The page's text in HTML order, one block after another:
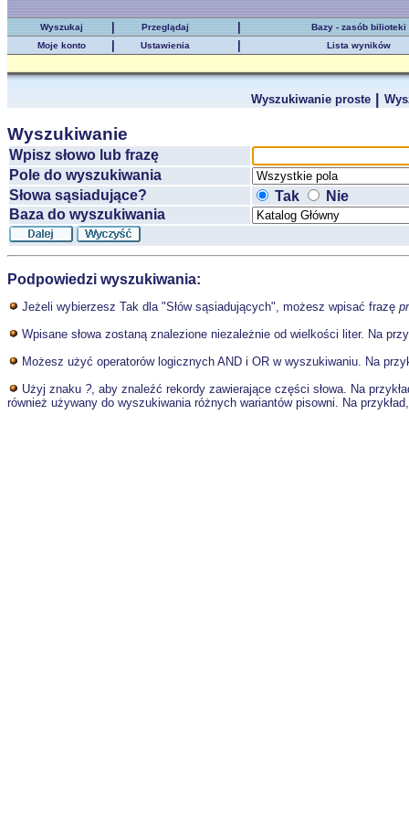
Wyszukaj Przeglądaj
Bazy - zasób bilioteki
Moje konto
Ustawienia Lista wyników
Wyszukiwanie proste
Wyszukiwanie
Wpisz słowo lub frazę
Pole do wyszukiwania
Słowa sąsiadujące?
Tak
Nie
Baza do wyszukiwania
Podpowiedzi wyszukiwania:
Jeżeli wybierzesz Tak dla "Słów sąsiadujących", możesz wpisać frazę
Wpisane słowa zostaną znalezione niezależnie od wielkości liter. Na
Możesz użyć operatorów logicznych AND i OR w wyszukiwaniu. Na
Użyj znaku ?, aby znaleźć rekordy zawierające części słowa. Na
również używany do wyszukiwania różnych wariantów pisowni. Na